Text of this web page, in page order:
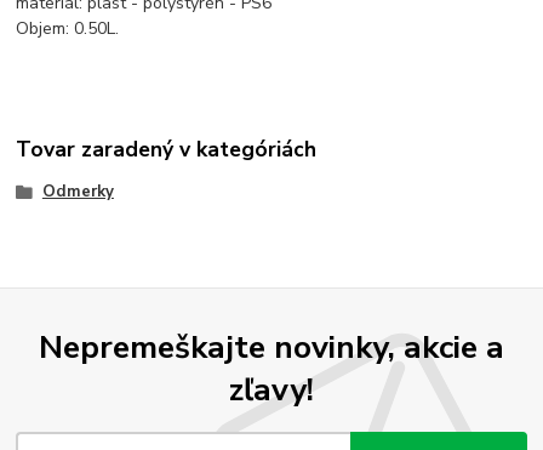
Objem: 0.50L.
Tovar zaradený v kategóriách
Odmerky
Nepremeškajte novinky, akcie a
zľavy!